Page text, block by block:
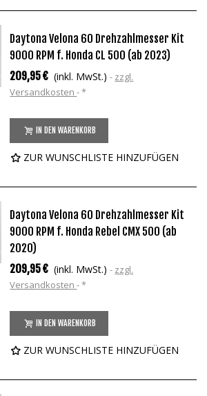
Daytona Velona 60 Drehzahlmesser Kit
9000 RPM f. Honda CL 500 (ab 2023)
209,95 € (inkl. MwSt.)
zzgl.
Versandkosten *
IN DEN WARENKORB
ZUR WUNSCHLISTE HINZUFÜGEN
Daytona Velona 60 Drehzahlmesser Kit
9000 RPM f. Honda Rebel CMX 500 (ab
2020)
209,95 € (inkl. MwSt.)
zzgl.
Versandkosten *
IN DEN WARENKORB
ZUR WUNSCHLISTE HINZUFÜGEN